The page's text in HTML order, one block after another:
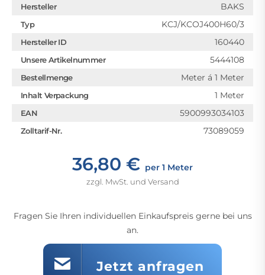
Hersteller BAKS
Typ KCJ/KCOJ400H60/3
Hersteller ID 160440
Unsere Artikelnummer 5444108
Bestellmenge Meter á 1 Meter
Inhalt Verpackung 1 Meter
EAN 5900993034103
Zolltarif-Nr. 73089059
36,80 € per 1 Meter
zzgl. MwSt. und Versand
Fragen Sie Ihren individuellen Einkaufspreis gerne bei uns
an.
Jetzt anfragen